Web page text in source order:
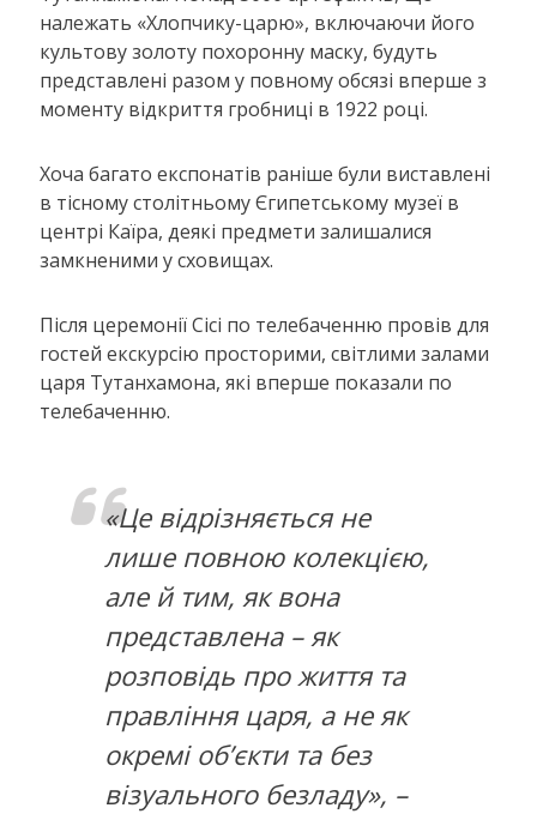
належать «Хлопчику-царю», включаючи його
культову золоту похоронну маску, будуть
представлені разом у повному обсязі вперше з
моменту відкриття гробниці в 1922 році.
Хоча багато експонатів раніше були виставлені
в тісному столітньому Єгипетському музеї в
центрі Каїра, деякі предмети залишалися
замкненими у сховищах.
Після церемонії Сісі по телебаченню провів для
гостей екскурсію просторими, світлими залами
царя Тутанхамона, які вперше показали по
телебаченню.
«Це відрізняється не
лише повною колекцією,
але й тим, як вона
представлена ​​– як
розповідь про життя та
правління царя, а не як
окремі об’єкти та без
візуального безладу», –